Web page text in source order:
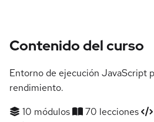
Contenido del curso
Entorno de ejecución JavaScript
rendimiento.
10 módulos
70 lecciones